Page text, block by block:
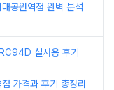
공원역점 완벽 분석
실사용 후기
가격과 후기 총정리